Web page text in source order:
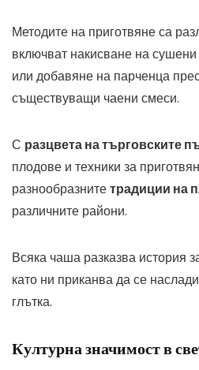
Методите на приготвяне са
включват накисване на
или добавяне на парченца
съществуващи чаени смеси.
С разцвета на търговските
плодове и техники за
разнообразнитетрадиции на
различните райони.
Всяка чаша разказва история
като ни приканва да се
глътка.
Културна значимост в